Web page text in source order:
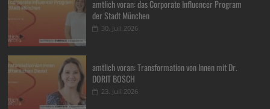
amtlich voran: das Corporate Influencer Program
der Stadt München
30. Juli 2026
amtlich voran: Transformation von Innen mit Dr.
DORIT BOSCH
23. Juli 2026